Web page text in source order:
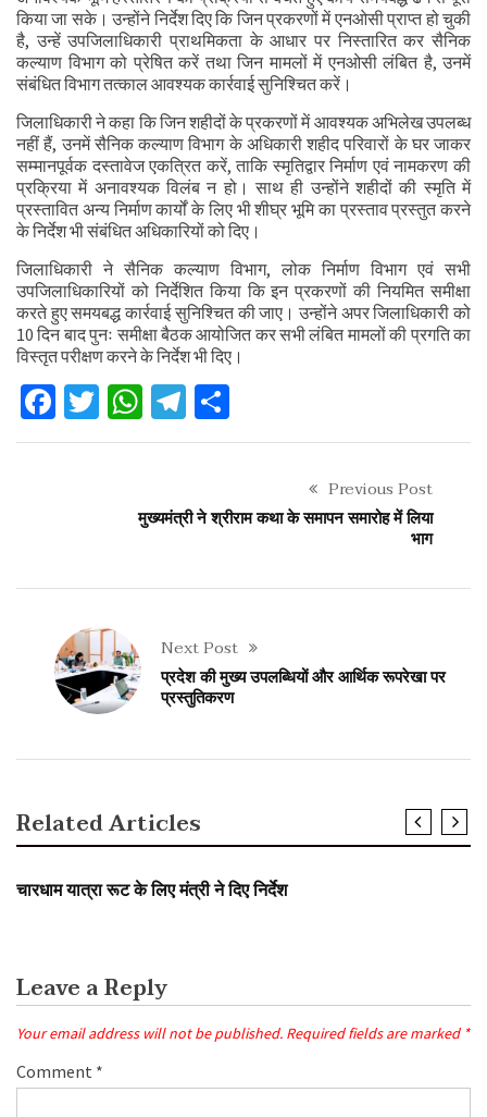
किया जा सके। उन्होंने निर्देश दिए कि जिन प्रकरणों में एनओसी प्राप्त हो चुकी
है, उन्हें उपजिलाधिकारी प्राथमिकता के आधार पर निस्तारित कर सैनिक
कल्याण विभाग को प्रेषित करें तथा जिन मामलों में एनओसी लंबित है, उनमें
संबंधित विभाग तत्काल आवश्यक कार्रवाई सुनिश्चित करें।
जिलाधिकारी ने कहा कि जिन शहीदों के प्रकरणों में आवश्यक अभिलेख उपलब्ध
नहीं हैं, उनमें सैनिक कल्याण विभाग के अधिकारी शहीद परिवारों के घर जाकर
सम्मानपूर्वक दस्तावेज एकत्रित करें, ताकि स्मृतिद्वार निर्माण एवं नामकरण की
प्रक्रिया में अनावश्यक विलंब न हो। साथ ही उन्होंने शहीदों की स्मृति में
प्रस्तावित अन्य निर्माण कार्यों के लिए भी शीघ्र भूमि का प्रस्ताव प्रस्तुत करने
के निर्देश भी संबंधित अधिकारियों को दिए।
जिलाधिकारी ने सैनिक कल्याण विभाग, लोक निर्माण विभाग एवं सभी
उपजिलाधिकारियों को निर्देशित किया कि इन प्रकरणों की नियमित समीक्षा
करते हुए समयबद्ध कार्रवाई सुनिश्चित की जाए। उन्होंने अपर जिलाधिकारी को
10 दिन बाद पुनः समीक्षा बैठक आयोजित कर सभी लंबित मामलों की प्रगति का
विस्तृत परीक्षण करने के निर्देश भी दिए।
Facebook
Twitter
WhatsApp
Telegram
Previous Post
मुख्यमंत्री ने श्रीराम कथा के समापन समारोह में लिया
भाग
Next Post
प्रदेश की मुख्य उपलब्धियों और आर्थिक रूपरेखा पर
प्रस्तुतिकरण
Related Articles
चारधाम यात्रा रूट के लिए मंत्री ने दिए निर्देश
Leave a Reply
Your email address will not be published. Required fields are marked *
Comment *